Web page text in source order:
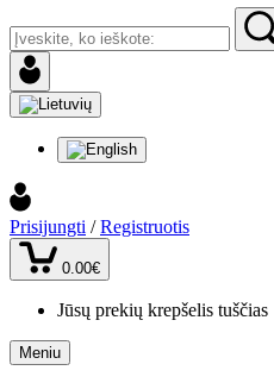
Prisijungti / Registruotis
0.00€
Jūsų prekių krepšelis tuščias
Meniu